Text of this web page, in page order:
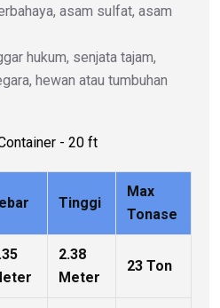
asam sulfat, asam
hukum, senjata tajam,
hewan atau tumbuhan
Tinggi
Max
Tonase
2.38
Meter
23 Ton